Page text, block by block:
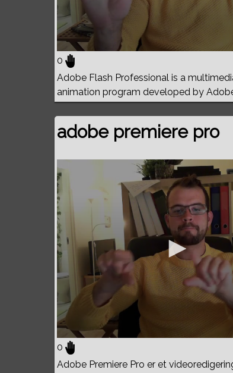
0
Adobe Flash Professional is a
animation program developed by
adobe premiere pro
0%
0
Adobe Premiere Pro er et